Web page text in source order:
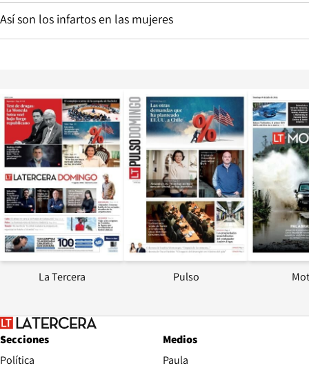
Así son los infartos en las mujeres
Opens in new window
La Tercera
Opens in
Pulso
Secciones
Política
Medios
Paula